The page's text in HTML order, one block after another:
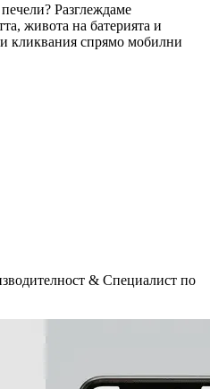
Разглеждаме
живота на батерията и
кликвания спрямо мобилни
& Специалист по